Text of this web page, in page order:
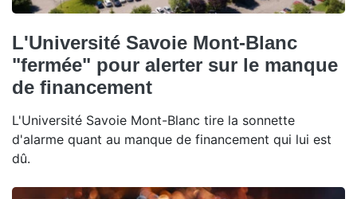
L'Université Savoie Mont-Blanc
"fermée" pour alerter sur le manque
de financement
L'Université Savoie Mont-Blanc tire la sonnette
d'alarme quant au manque de financement qui lui est
dû.